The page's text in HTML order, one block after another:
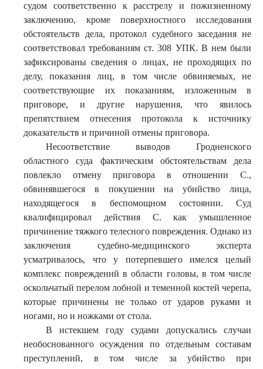
судом соответственно к расстрелу и пожизненному
заключению, кроме поверхностного исследования
обстоятельств дела, протокол судебного заседания не
соответствовал требованиям ст. 308 УПК. В нем были
зафиксированы сведения о лицах, не проходящих по
делу, показания лиц, в том числе обвиняемых, не
соответствующие их показаниям, изложенным в
приговоре, и другие нарушения, что явилось
препятствием отнесения протокола к источнику
доказательств и причиной отмены приговора.
Несоответствие выводов Гродненского
областного суда фактическим обстоятельствам дела
повлекло отмену приговора в отношении С.,
обвинявшегося в покушении на убийство лица,
находящегося в беспомощном состоянии. Суд
квалифицировал действия С. как умышленное
причинение тяжкого телесного повреждения. Однако из
заключения судебно-медицинского эксперта
усматривалось, что у потерпевшего имелся целый
комплекс повреждений в области головы, в том числе
оскольчатый перелом лобной и теменной костей черепа,
которые причинены не только от ударов руками и
ногами, но и ножками от стола.
В истекшем году судами допускались случаи
необоснованного осуждения по отдельным составам
преступлений, в том числе за убийство при